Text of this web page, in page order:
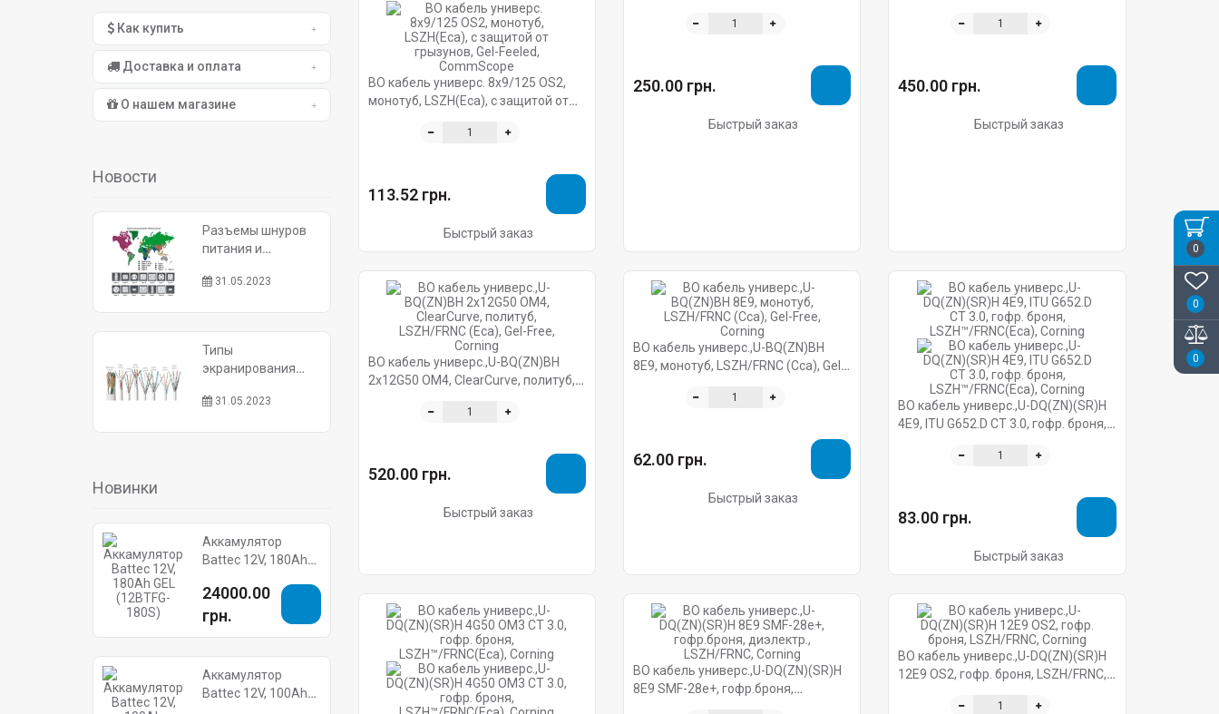
0
0
0
Как купить
Доставка и оплата
О нашем магазине
Новости
Разъемы шнуров
питания и
розеток
31.05.2023
Типы
экранирования
31.05.2023
Новинки
Аккамулятор
Battec 12V, 180Ah
24000.00
грн.
Аккамулятор
Battec 12V, 100Ah
ВО кабель универс. 8x9/125 OS2,
монотуб, LSZH(Eca), с защитой от
113.52 грн.
Быстрый заказ
250.00 грн.
Быстрый заказ
450.00 грн.
Быстрый заказ
ВО кабель универс.,U-BQ(ZN)BH
2x12G50 OM4, ClearCurve, политуб,
520.00 грн.
Быстрый заказ
ВО кабель универс.,U-BQ(ZN)BH
8E9, монотуб, LSZH/FRNC (Cca), Gel-
62.00 грн.
Быстрый заказ
ВО кабель универс.,U-DQ(ZN)(SR)H
4E9, ITU G652.D CT 3.0, гофр. броня,
83.00 грн.
Быстрый заказ
ВО кабель универс.,U-DQ(ZN)(SR)H
8E9 SMF-28e+, гофр.броня,
ВО кабель универс.,U-DQ(ZN)(SR)H
12E9 OS2, гофр. броня, LSZH/FRNC,